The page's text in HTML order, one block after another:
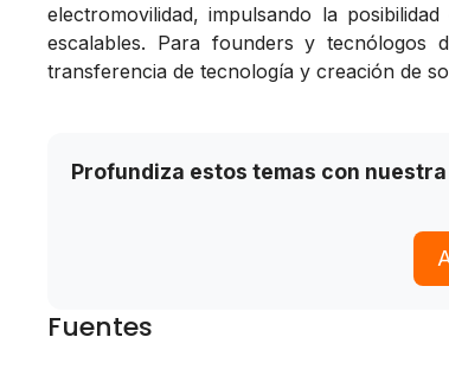
electromovilidad, impulsando la
escalables. Para founders y tecnólogos
transferencia de tecnología y creación de
Profundiza estos temas con
Fuentes